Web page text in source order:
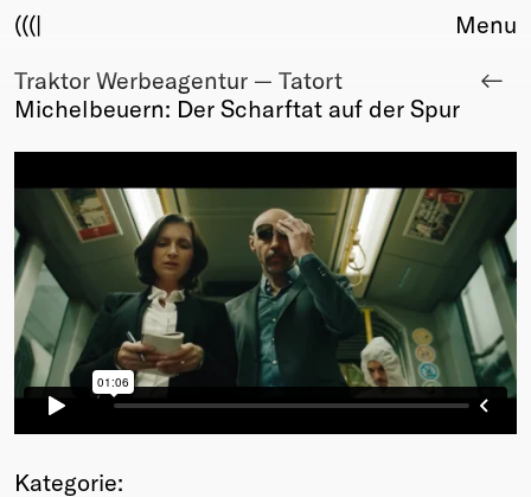
(((|
About
Club
Fair Work
TBD
Events
Upcoming
Past
Membership
Info
Young Creatives
Menu
Traktor Werbeagentur — Tatort
Michelbeuern: Der Scharftat auf der Spur
Kategorie: